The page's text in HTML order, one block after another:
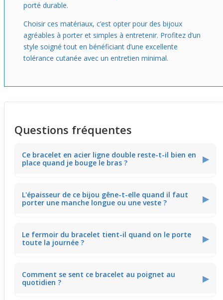
porté durable.
Choisir ces matériaux, c’est opter pour des bijoux
agréables à porter et simples à entretenir. Profitez d’un
style soigné tout en bénéficiant d’une excellente
tolérance cutanée avec un entretien minimal.
Questions fréquentes
Ce bracelet en acier ligne double reste-t-il bien en
place quand je bouge le bras ?
▶
déplacements. On sent qu'il suit le poignet sans glisser
beaucoup, ce qui est pratique pendant des activités
L'épaisseur de ce bijou gêne-t-elle quand il faut
porter une manche longue ou une veste ?
▶
en acier glisse assez facilement sous une manche de
chemise ou le bord d'une veste. Il passe donc bien sans
Le fermoir du bracelet tient-il quand on le porte
toute la journée ?
▶
bonne tenue. Même lors de journées actives ou au
travail, il reste bien fixé, évitant les préoccupations de
Comment se sent ce bracelet au poignet au
quotidien ?
▶